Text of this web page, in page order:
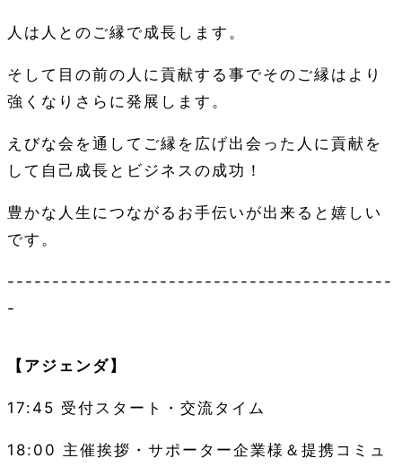
人は人とのご縁で成長します。
そして目の前の人に貢献する事でそのご縁はより
強くなりさらに発展します。
えびな会を通してご縁を広げ出会った人に貢献を
して自己成長とビジネスの成功！
豊かな人生につながるお手伝いが出来ると嬉しい
です。
-------------------------------------------
-
【アジェンダ】
17:45 受付スタート・ 交流タイム
18:00 主催挨拶・サポーター企業様＆提携コミュ